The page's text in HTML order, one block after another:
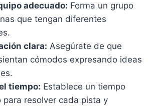
adecuado: Forma un grupo
que tengan diferentes
clara: Asegúrate de que
cómodos expresando ideas
tiempo: Establece un tiempo
para resolver cada pista y